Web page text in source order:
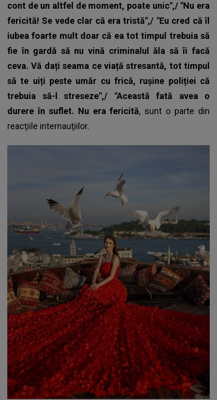
cont de un altfel de moment, poate unic",/ "Nu era
fericită! Se vede clar că era tristă",/ "Eu cred că îl
iubea foarte mult doar că ea tot timpul trebuia să
fie în gardă să nu vină criminalul ăla să îi facă
ceva. Vă dați seama ce viață stresantă, tot timpul
să te uiți peste umăr cu frică, rușine poliției că
trebuia să-l streseze",/ "Această fată avea o
durere în suflet. Nu era fericită, sunt o parte din
reacţiile internauţiilor.